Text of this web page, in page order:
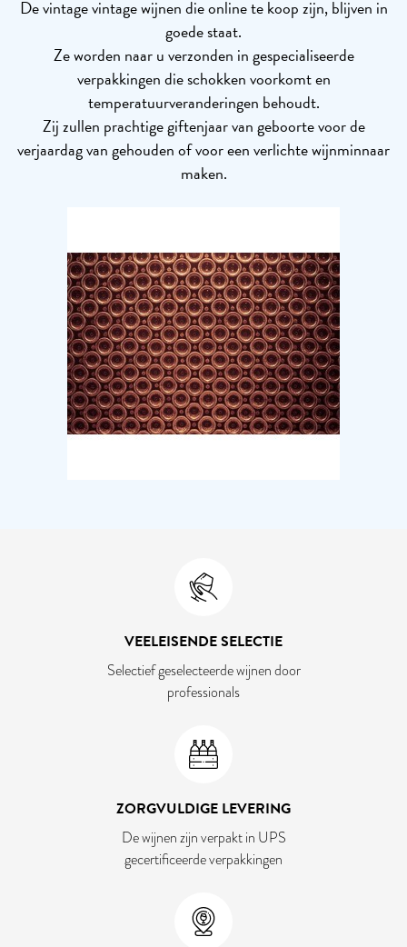
De vintage vintage wijnen die online te koop zijn, blijven in
goede staat.
Ze worden naar u verzonden in gespecialiseerde
verpakkingen die schokken voorkomt en
temperatuurveranderingen behoudt.
Zij zullen prachtige giftenjaar van geboorte voor de
verjaardag van gehouden of voor een verlichte wijnminnaar
maken.
VEELEISENDE SELECTIE
Selectief geselecteerde wijnen door
professionals
ZORGVULDIGE LEVERING
De wijnen zijn verpakt in UPS
gecertificeerde verpakkingen